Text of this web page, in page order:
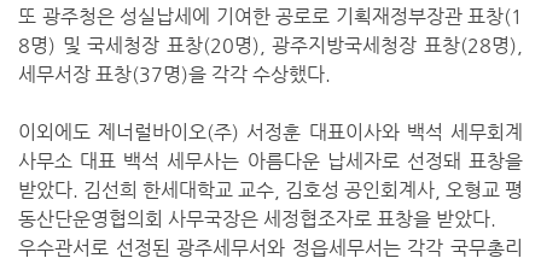
또 광주청은 성실납세에 기여한 공로로 기획재정부장관 표창(1
8명) 및 국세청장 표창(20명), 광주지방국세청장 표창(28명),
세무서장 표창(37명)을 각각 수상했다.
이외에도 제너럴바이오(주) 서정훈 대표이사와 백석 세무회계
사무소 대표 백석 세무사는 아름다운 납세자로 선정돼 표창을
받았다. 김선희 한세대학교 교수, 김호성 공인회계사, 오형교 평
동산단운영협의회 사무국장은 세정협조자로 표창을 받았다.
우수관서로 선정된 광주세무서와 정읍세무서는 각각 국무총리